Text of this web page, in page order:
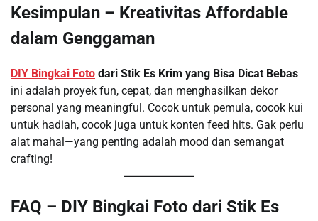
Kesimpulan – Kreativitas Affordable
dalam Genggaman
DIY Bingkai Foto dari Stik Es Krim yang Bisa Dicat Bebas
ini adalah proyek fun, cepat, dan menghasilkan dekor
personal yang meaningful. Cocok untuk pemula, cocok kui
untuk hadiah, cocok juga untuk konten feed hits. Gak perlu
alat mahal—yang penting adalah mood dan semangat
crafting!
FAQ – DIY Bingkai Foto dari Stik Es